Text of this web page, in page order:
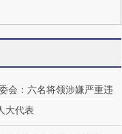
会：六名将领涉嫌严重违
大代表